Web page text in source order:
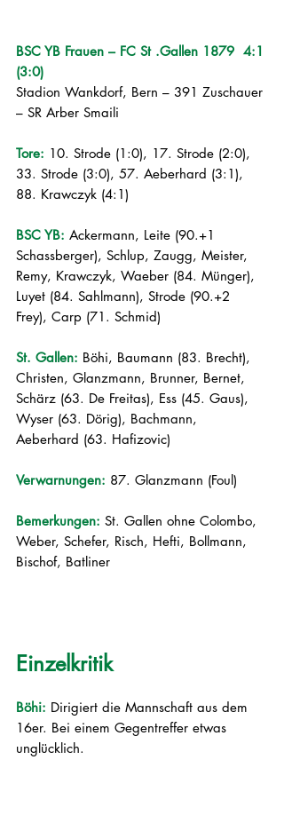
BSC YB Frauen – FC St .Gallen 1879  4:1
(3:0)
Stadion Wankdorf, Bern – 391 Zuschauer
– SR Arber Smaili
Tore: 10. Strode (1:0), 17. Strode (2:0),
33. Strode (3:0), 57. Aeberhard (3:1),
88. Krawczyk (4:1)
BSC YB: Ackermann, Leite (90.+1
Schassberger), Schlup, Zaugg, Meister,
Remy, Krawczyk, Waeber (84. Münger),
Luyet (84. Sahlmann), Strode (90.+2
Frey), Carp (71. Schmid)
St. Gallen: Böhi, Baumann (83. Brecht),
Christen, Glanzmann, Brunner, Bernet,
Schärz (63. De Freitas), Ess (45. Gaus),
Wyser (63. Dörig), Bachmann,
Aeberhard (63. Hafizovic)
Verwarnungen: 87. Glanzmann (Foul)
Bemerkungen: St. Gallen ohne Colombo,
Weber, Schefer, Risch, Hefti, Bollmann,
Bischof, Batliner
Einzelkritik
Böhi: Dirigiert die Mannschaft aus dem
16er. Bei einem Gegentreffer etwas
unglücklich.